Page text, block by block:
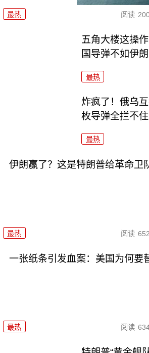
最热 阅读
五角大楼这操
国导弹不如伊朗
最热
炸疯了！俄乌
枚导弹全拦不住
最热
伊朗赢了？这是特朗普给革命卫
最热 阅读
一张纸条引发血案：美国为何要
最热 阅读